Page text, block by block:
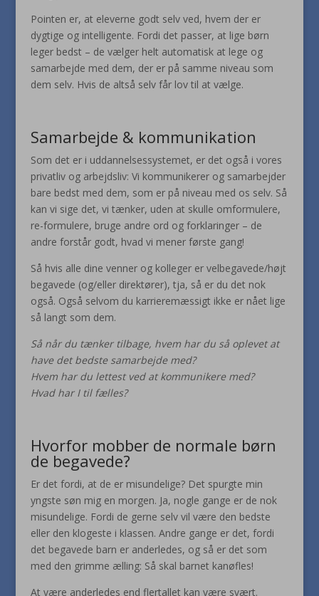
Pointen er, at eleverne godt selv ved, hvem der er
dygtige og intelligente. Fordi det passer, at lige børn
leger bedst – de vælger helt automatisk at lege og
samarbejde med dem, der er på samme niveau som
dem selv. Hvis de altså selv får lov til at vælge.
Samarbejde & kommunikation
Som det er i uddannelsessystemet, er det også i vores
privatliv og arbejdsliv: Vi kommunikerer og samarbejder
bare bedst med dem, som er på niveau med os selv. Så
kan vi sige det, vi tænker, uden at skulle omformulere,
re-formulere, bruge andre ord og forklaringer – de
andre forstår godt, hvad vi mener første gang!
Så hvis alle dine venner og kolleger er velbegavede/højt
begavede (og/eller direktører), tja, så er du det nok
også. Også selvom du karrieremæssigt ikke er nået lige
så langt som dem.
Så når du tænker tilbage, hvem har du så oplevet at
have det bedste samarbejde med?
Hvem har du lettest ved at kommunikere med?
Hvad har I til fælles?
Hvorfor mobber de normale børn
de begavede?
Er det fordi, at de er misundelige? Det spurgte min
yngste søn mig en morgen. Ja, nogle gange er de nok
misundelige. Fordi de gerne selv vil være den bedste
eller den klogeste i klassen. Andre gange er det, fordi
det begavede barn er anderledes, og så er det som
med den grimme ælling: Så skal barnet kanøfles!
At være anderledes end flertallet kan være svært.